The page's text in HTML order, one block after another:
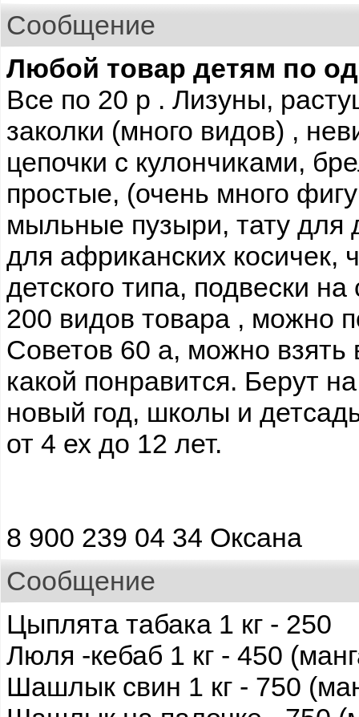
Сообщение
Любой товар детям по
Все по 20 р . Лизуны,
заколки (много видов) ,
цепочки с кулончиками,
простые, (очень много
мыльные пузыри, тату для
для африканских косичек,
детского типа, подвески
200 видов товара , можно
Советов 60 а, можно взять
какой понравится. Берут
новый год, школы и
от 4 ех до 12 лет.
8 900 239 04 34 Оксана
Сообщение
Цыплята табака 1 кг - 250
Люля -кебаб 1 кг - 450
Шашлык свин 1 кг - 750